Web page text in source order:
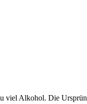
viel Alkohol. Die